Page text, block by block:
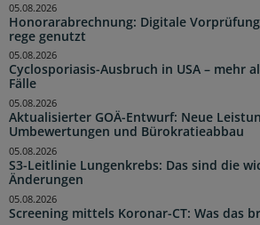
Honorarabrechnung: Digitale
rege genutzt
05.08.2026
Cyclosporiasis-Ausbruch in USA – mehr
Fälle
05.08.2026
Aktualisierter GOÄ-Entwurf: Neue
Umbewertungen und Bürokratieabbau
05.08.2026
S3-Leitlinie Lungenkrebs: Das sind die
Änderungen
05.08.2026
Screening mittels Koronar-CT: Was das
05.08.2026